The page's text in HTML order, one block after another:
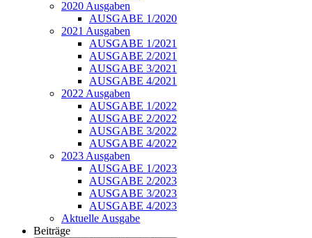
2020 Ausgaben
AUSGABE 1/2020
2021 Ausgaben
AUSGABE 1/2021
AUSGABE 2/2021
AUSGABE 3/2021
AUSGABE 4/2021
2022 Ausgaben
AUSGABE 1/2022
AUSGABE 2/2022
AUSGABE 3/2022
AUSGABE 4/2022
2023 Ausgaben
AUSGABE 1/2023
AUSGABE 2/2023
AUSGABE 3/2023
AUSGABE 4/2023
Aktuelle Ausgabe
Beiträge